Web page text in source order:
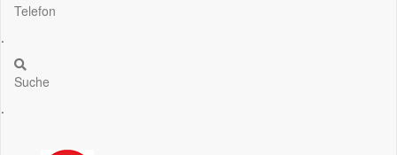
Telefon
.
Suche
.